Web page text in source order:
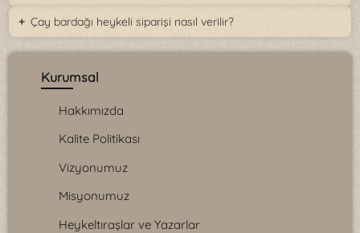
Çay bardağı heykeli siparişi nasıl verilir?
Kurumsal
Hakkımızda
Kalite Politikası
Vizyonumuz
Misyonumuz
Heykeltıraşlar ve Yazarlar